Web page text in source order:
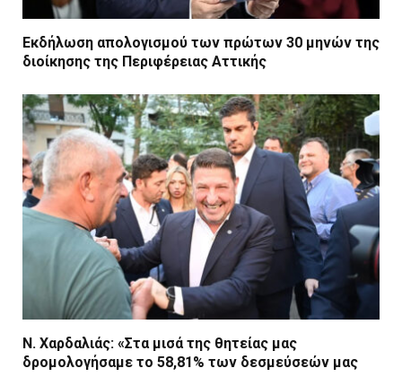
Εκδήλωση απολογισμού των πρώτων 30 μηνών της
διοίκησης της Περιφέρειας Αττικής
Ν. Χαρδαλιάς: «Στα μισά της θητείας μας
δρομολογήσαμε το 58,81% των δεσμεύσεών μας